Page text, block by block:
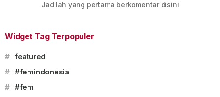
Jadilah yang pertama berkomentar disini
Widget Tag Terpopuler
# featured
# #femindonesia
# #fem